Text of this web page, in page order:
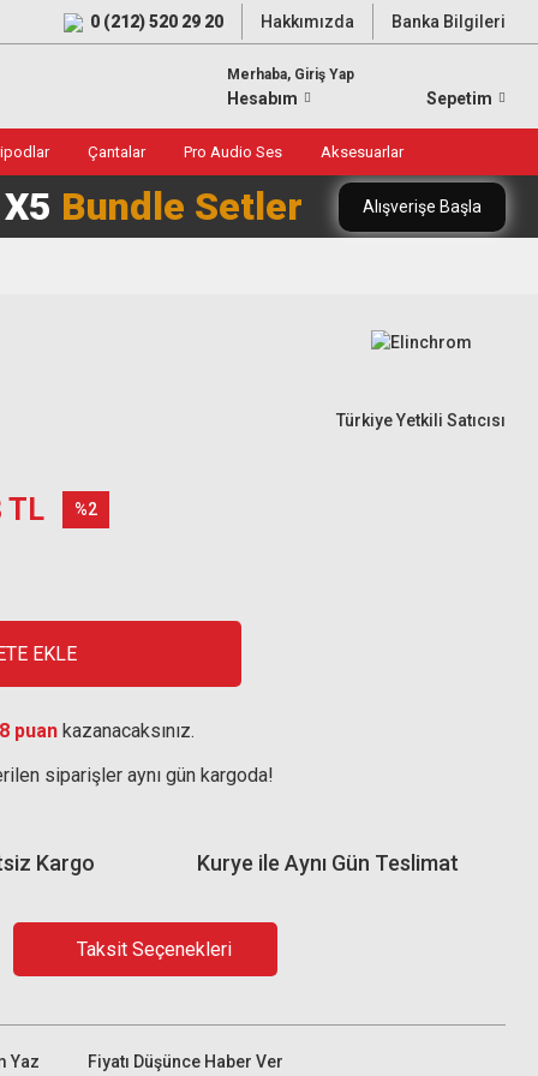
0 (212) 520 29 20 Hakkımızda Banka Bilgileri
Merhaba, Giriş Yap
Hesabım Sepetim
Çantalar Pro Audio Ses Aksesuarlar
Bundle Setler Alışverişe Başla
Türkiye Yetkili Satıcısı
TL %2
EKLE
puan kazanacaksınız.
siparişler aynı gün kargoda!
Kurye ile Aynı Gün Teslimat
Kargo
Taksit Seçenekleri
Yaz Fiyatı Düşünce Haber Ver